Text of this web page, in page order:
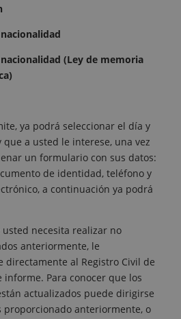
(Ley de memoria
ya podrá seleccionar el día y
a usted le interese, una vez
un formulario con sus datos:
de identidad, teléfono y
a continuación ya podrá
necesita realizar no
anteriormente, le
directamente al Registro Civil de
informe. Para conocer que los
actualizados puede dirigirse
proporcionado anteriormente, o